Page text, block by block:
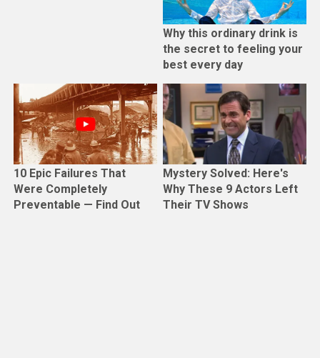
Why this ordinary drink is
the secret to feeling your
best every day
10 Epic Failures That
Were Completely
Preventable — Find Out
Mystery Solved: Here's
Why These 9 Actors Left
Their TV Shows